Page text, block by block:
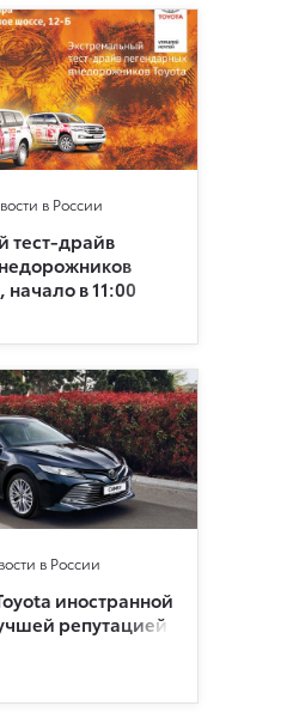
в России
тест-драйв
в 11:00
в России
иностранной
репутацией